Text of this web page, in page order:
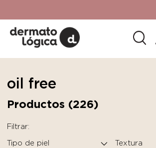
SkinCeuticals.
oil free
Productos (226)
Filtrar:
Tipo de piel
Textura